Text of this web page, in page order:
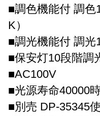
■調色機能付 調色
K）
■調光機能付 調光
■保安灯10段階調
■AC100V
■光源寿命40000
■別売 DP-35345